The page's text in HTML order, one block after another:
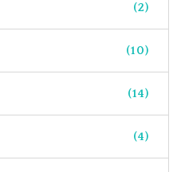
(2)
(10)
(14)
(4)